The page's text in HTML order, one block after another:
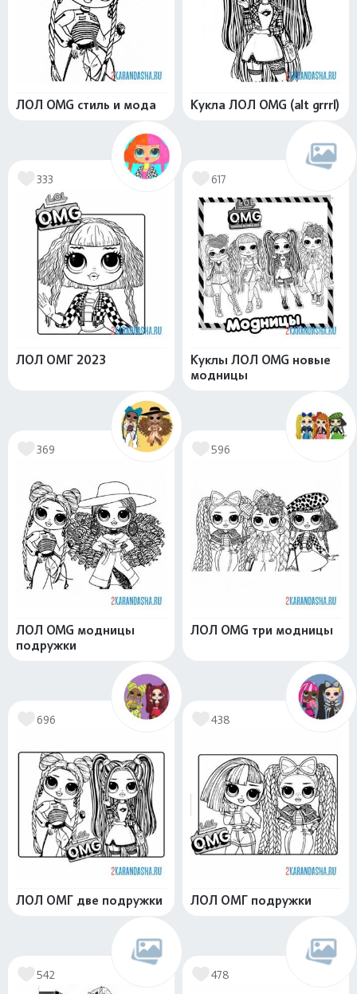
ЛОЛ OMG стиль и мода Кукла ЛОЛ OMG (alt grrrl)
333
ЛОЛ ОМГ 2023
617
Куклы ЛОЛ OMG новые
модницы
369
ЛОЛ OMG модницы
подружки
596
ЛОЛ OMG три модницы
696
ЛОЛ ОМГ две подружки
438
ЛОЛ ОМГ подружки
542 478